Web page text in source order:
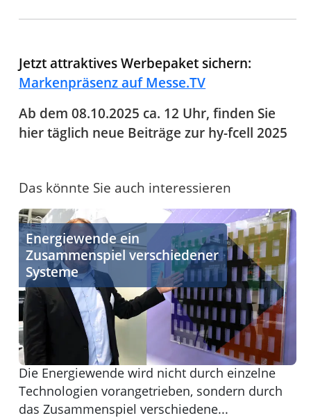
Jetzt attraktives Werbepaket sichern:
Markenpräsenz auf Messe.TV
Ab dem 08.10.2025 ca. 12 Uhr, finden Sie
hier täglich neue Beiträge zur hy-fcell 2025
Das könnte Sie auch interessieren
Energiewende ein Zusammenspiel verschiedener
Energiewende ein
Zusammenspiel verschiedener
Systeme
Die Energiewende wird nicht durch einzelne
Technologien vorangetrieben, sondern durch
das Zusammenspiel verschiedene...